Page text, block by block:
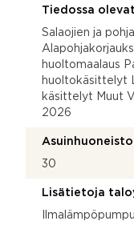
Tiedossa
Salaojien ja
huoltomaalaus
huoltokäsittelyt
käsittelyt Muut
2026
30
Lisätietoja